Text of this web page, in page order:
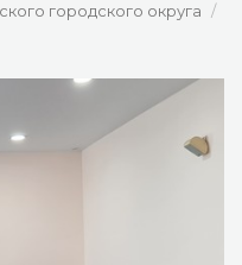
городского округа